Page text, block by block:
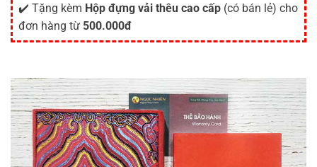
✔️ Tặng kèm Hộp đựng vải thêu cao cấp (có bán lẻ) cho
đơn hàng từ 500.000đ